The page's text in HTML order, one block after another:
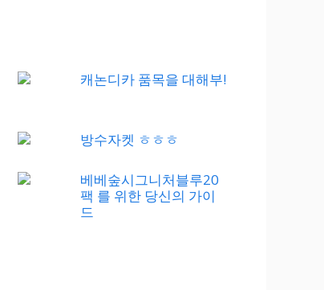
캐논디카 품목을 대해부!
방수자켓 ㅎㅎㅎ
베베숲시그니처블루20
팩 를 위한 당신의 가이
드